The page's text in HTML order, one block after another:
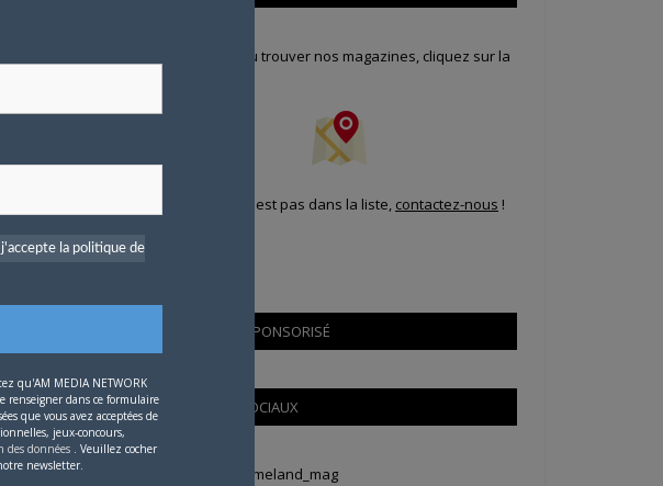
de l’auteur
, senior
Me About My
Pour savoir où trouver nos magazines, cliquez sur la
Si votre ville n'est pas dans la liste, contactez-nous !
CONTENU SPONSORISÉ
RÉSEAUX SOCIAUX
Tweets by Animeland_mag
la politique de
qu'AM MEDIA NETWORK
renseigner dans ce formulaire
que vous avez acceptées de
jeux-concours,
des données . Veuillez cocher
newsletter.